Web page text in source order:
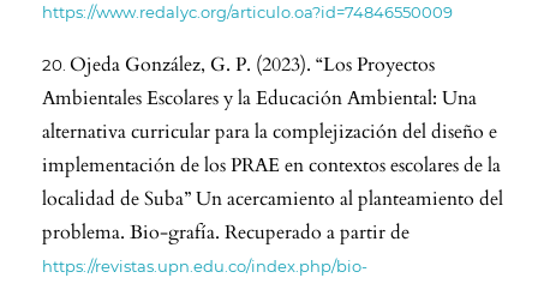
https://www.redalyc.org/articulo.oa?id=74846550009
Ojeda González, G. P. (2023). “Los Proyectos
Ambientales Escolares y la Educación Ambiental: Una
alternativa curricular para la complejización del diseño e
implementación de los PRAE en contextos escolares de la
localidad de Suba” Un acercamiento al planteamiento del
problema. Bio-grafía. Recuperado a partir de
https://revistas.upn.edu.co/index.php/bio-